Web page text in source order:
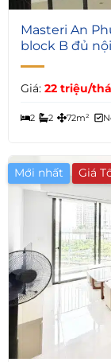
3
Masteri An
block B đủ
Giá: 22 triệu/
2 2 72m²
Mới nhất